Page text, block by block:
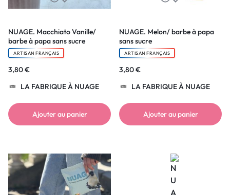
NUAGE. Macchiato Vanille/
barbe à papa sans sucre
ARTISAN FRANÇAIS
3,80€
LA FABRIQUE À NUAGE
Ajouter au panier
NUAGE. Melon/ barbe à papa
sans sucre
ARTISAN FRANÇAIS
3,80€
LA FABRIQUE À NUAGE
Ajouter au panier